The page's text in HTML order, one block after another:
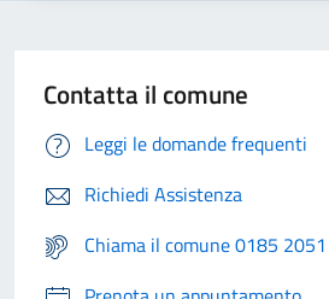
Contatta il comune
Leggi le domande frequenti
Richiedi Assistenza
Chiama il comune 0185 2051